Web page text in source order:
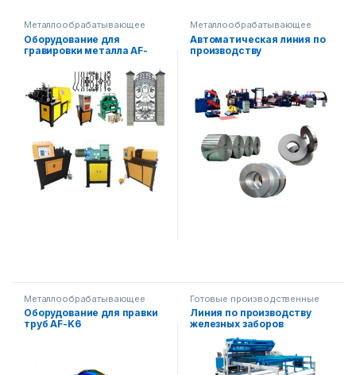
Металлообрабатывающее
оборудование
Оборудование для
гравировки металла AF-
Металлообрабатывающее
оборудование
Автоматическая линия по
производству
Металлообрабатывающее
оборудование
Оборудование для правки
труб AF-K6
Готовые производственные
линии
Металлообрабатывающее
оборудование
Линия по производству
железных заборов